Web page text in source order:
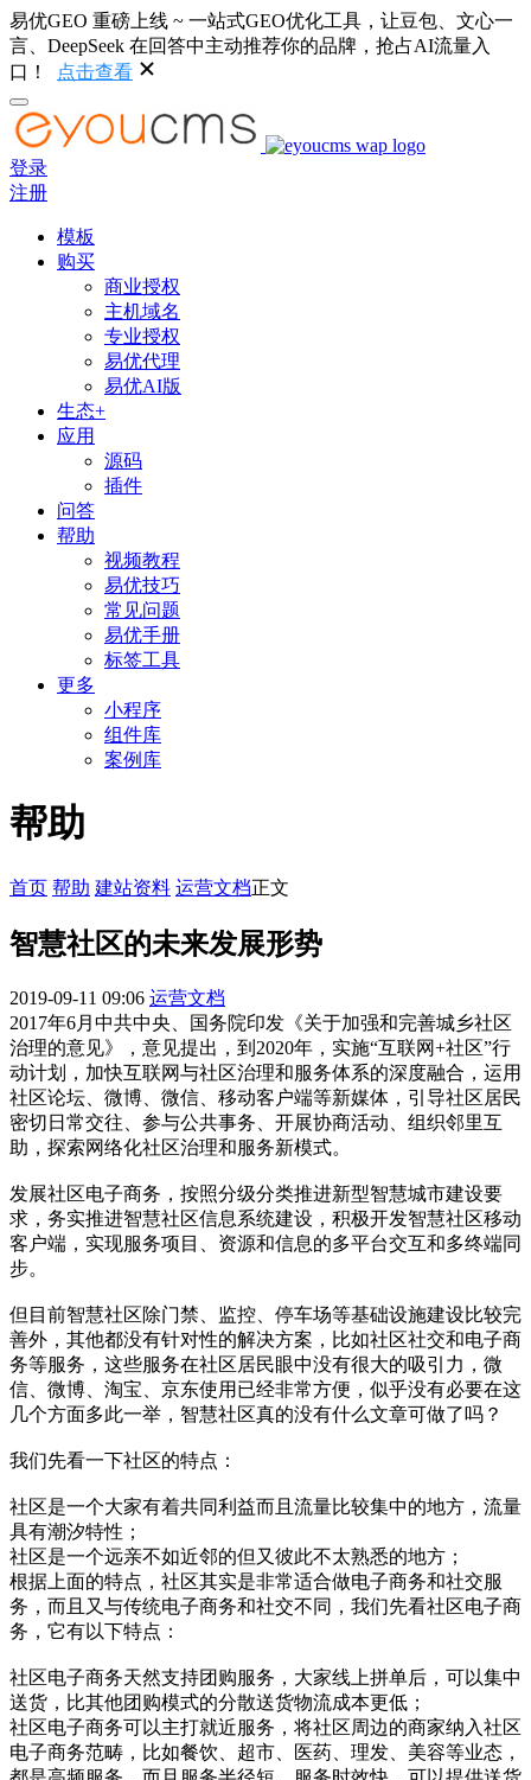
易优GEO 重磅上线 ~ 一站式GEO优化工具，让豆包、文心一
言、DeepSeek 在回答中主动推荐你的品牌，抢占AI流量入
口！
点击查看
登录
注册
模板
购买
商业授权
主机域名
专业授权
易优代理
易优AI版
生态+
应用
源码
插件
问答
帮助
视频教程
易优技巧
常见问题
易优手册
标签工具
更多
小程序
组件库
案例库
帮助
首页 帮助 建站资料 运营文档正文
智慧社区的未来发展形势
2019-09-11 09:06 运营文档
2017年6月中共中央、国务院印发《关于加强和完善城乡社区
治理的意见》，意见提出，到2020年，实施“互联网+社区”行
动计划，加快互联网与社区治理和服务体系的深度融合，运用
社区论坛、微博、微信、移动客户端等新媒体，引导社区居民
密切日常交往、参与公共事务、开展协商活动、组织邻里互
助，探索网络化社区治理和服务新模式。
发展社区电子商务，按照分级分类推进新型智慧城市建设要
求，务实推进智慧社区信息系统建设，积极开发智慧社区移动
客户端，实现服务项目、资源和信息的多平台交互和多终端同
步。
但目前智慧社区除门禁、监控、停车场等基础设施建设比较完
善外，其他都没有针对性的解决方案，比如社区社交和电子商
务等服务，这些服务在社区居民眼中没有很大的吸引力，微
信、微博、淘宝、京东使用已经非常方便，似乎没有必要在这
几个方面多此一举，智慧社区真的没有什么文章可做了吗？
我们先看一下社区的特点：
社区是一个大家有着共同利益而且流量比较集中的地方，流量
具有潮汐特性；
社区是一个远亲不如近邻的但又彼此不太熟悉的地方；
根据上面的特点，社区其实是非常适合做电子商务和社交服
务，而且又与传统电子商务和社交不同，我们先看社区电子商
务，它有以下特点：
社区电子商务天然支持团购服务，大家线上拼单后，可以集中
送货，比其他团购模式的分散送货物流成本更低；
社区电子商务可以主打就近服务，将社区周边的商家纳入社区
电子商务范畴，比如餐饮、超市、医药、理发、美容等业态，